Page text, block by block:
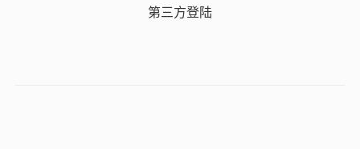
第三方登陆